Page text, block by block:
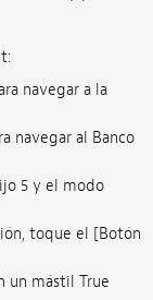
navegar a la
navegar al Banco
5 y el modo
toque el [Botón
un mástil True